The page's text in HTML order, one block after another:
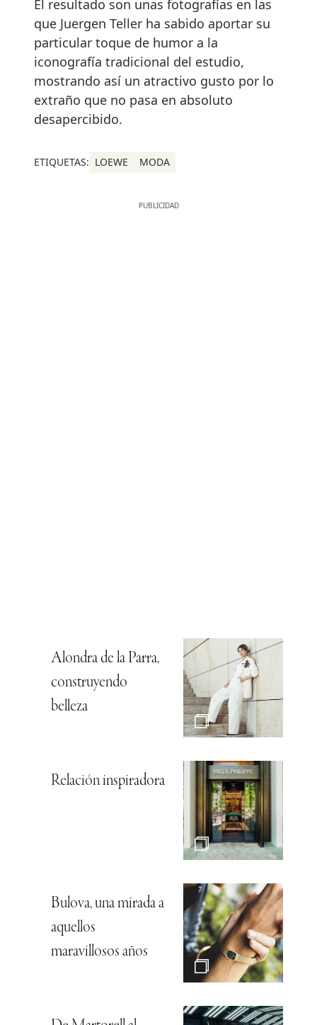
El resultado son unas fotografías en las
que Juergen Teller ha sabido aportar su
particular toque de humor a la
iconografía tradicional del estudio,
mostrando así un atractivo gusto por lo
extraño que no pasa en absoluto
desapercibido.
ETIQUETAS: LOEWE MODA
Alondra de la Parra,
construyendo
belleza
Relación inspiradora
Bulova, una mirada a
aquellos
maravillosos años